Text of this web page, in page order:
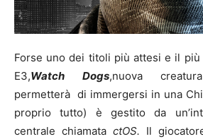
Forse uno dei titoli più attesi e il più
E3,Watch Dogs,nuova
permetterà di immergersi in una
proprio tutto) è gestito da
centrale chiamata ctOS. Il